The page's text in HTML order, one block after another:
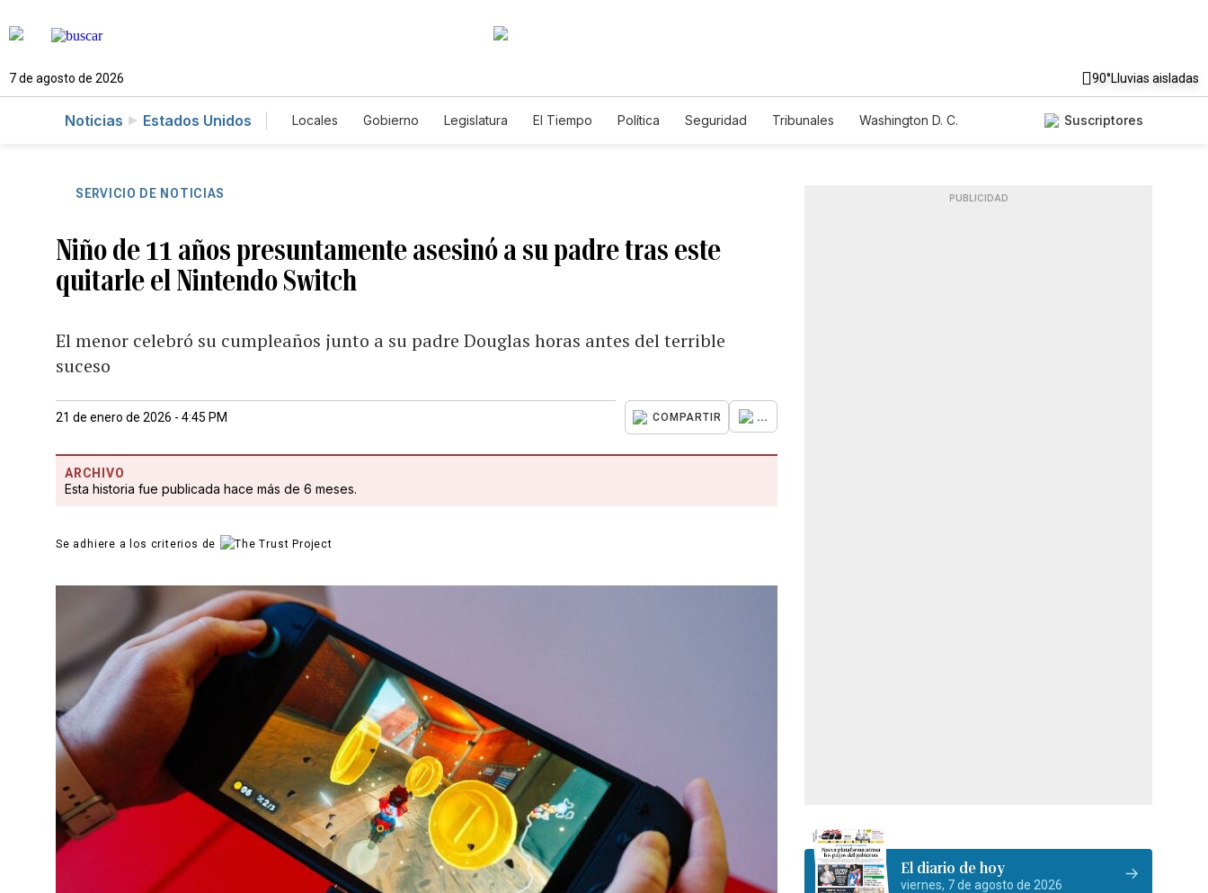
7 de agosto de 2026 90°Lluvias aisladas
Noticias Estados Unidos Locales Gobierno Legislatura El Tiempo Política Seguridad Tribunales
Washington D. C.
Suscriptores
SERVICIO DE NOTICIAS
Niño de 11 años presuntamente asesinó a su padre tras este
quitarle el Nintendo Switch
El menor celebró su cumpleaños junto a su padre Douglas horas antes del terrible
suceso
21 de enero de 2026 - 4:45 PM COMPARTIR ...
ARCHIVO
Esta historia fue publicada hace más de 6 meses.
Se adhiere a los criterios de
PUBLICIDAD
El diario de hoy
viernes, 7 de agosto de 2026